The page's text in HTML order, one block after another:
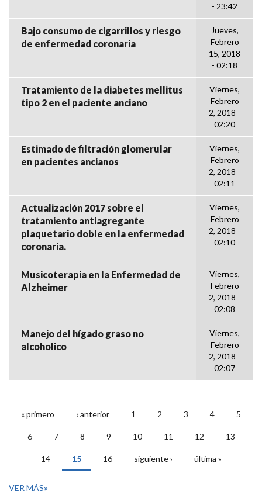
- 23:42
Bajo consumo de cigarrillos y riesgo
de enfermedad coronaria
Jueves,
Febrero
15, 2018
- 02:18
Tratamiento de la diabetes mellitus
tipo 2 en el paciente anciano
Viernes,
Febrero
2, 2018 -
02:20
Estimado de filtración glomerular
en pacientes ancianos
Viernes,
Febrero
2, 2018 -
02:11
Actualización 2017 sobre el
tratamiento antiagregante
plaquetario doble en la enfermedad
coronaria.
Viernes,
Febrero
2, 2018 -
02:10
Musicoterapia en la Enfermedad de
Alzheimer
Viernes,
Febrero
2, 2018 -
02:08
Manejo del hígado graso no
alcoholico
Viernes,
Febrero
2, 2018 -
02:07
PÁGINAS
« primero ‹ anterior 1 2 3 4 5
6 7 8 9 10 11 12 13
14 15 16 siguiente › última »
VER MÁS